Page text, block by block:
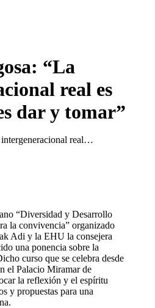
“La
real es
dar y tomar”
real…
“Diversidad y Desarrollo
la convivencia” organizado
Adi y la EHU la consejera
una ponencia sobre la
curso que se celebra desde
el Palacio Miramar de
la reflexión y el espíritu
y propuestas para una